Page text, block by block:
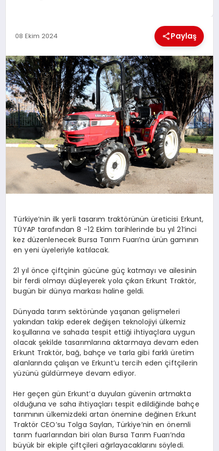
EKONOMI
MAGAZIN
SAĞLIK
SIYASET
SPOR
TEKNOLOJI
08 Ekim 2024 Paylaş
Türkiye’nin ilk yerli tasarım traktörünün üreticisi Erkunt,
TÜYAP tarafından 8 -12 Ekim tarihlerinde bu yıl 21’inci
kez düzenlenecek Bursa Tarım Fuarı’na ürün gamının
en yeni üyeleriyle katılacak.
21 yıl önce çiftçinin gücüne güç katmayı ve ailesinin
bir ferdi olmayı düşleyerek yola çıkan Erkunt Traktör,
bugün bir dünya markası haline geldi.
Dünyada tarım sektöründe yaşanan gelişmeleri
yakından takip ederek değişen teknolojiyi ülkemiz
koşullarına ve sahada tespit ettiği ihtiyaçlara uygun
olacak şekilde tasarımlarına aktarmaya devam eden
Erkunt Traktör, bağ, bahçe ve tarla gibi farklı üretim
alanlarında çalışan ve Erkunt’u tercih eden çiftçilerin
yüzünü güldürmeye devam ediyor.
Her geçen gün Erkunt’a duyulan güvenin artmakta
olduğuna ve saha ihtiyaçları tespit edildiğinde bahçe
tarımının ülkemizdeki artan önemine değinen Erkunt
Traktör CEO’su Tolga Saylan, Türkiye’nin en önemli
tarım fuarlarından biri olan Bursa Tarım Fuarı’nda
büyük bir ekiple çiftçileri ağırlayacaklarını söyledi.